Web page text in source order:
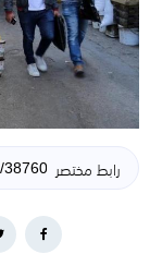
رابط مختصر